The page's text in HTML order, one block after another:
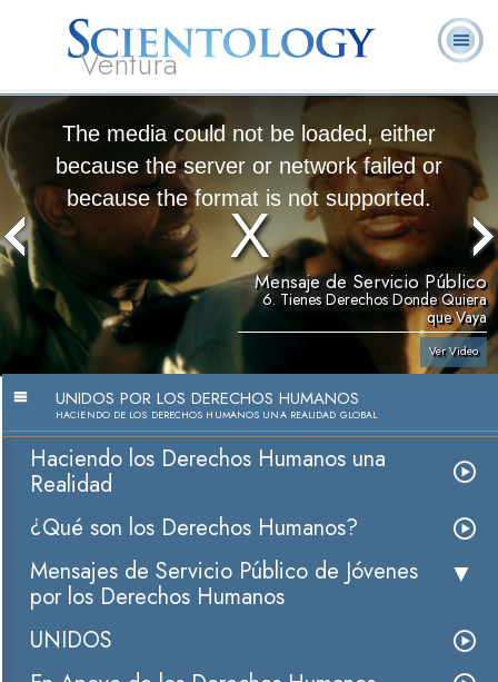
Ventura
Acerca de
Nosotros
¿Qué es
Scientology?
Voluntarios
Libros
The media could not be loaded, either
because the server or network failed or
because the format is not supported.
Mensaje de Servicio Público
6. Tienes Derechos Donde Quiera
que Vaya
Ver Video
UNIDOS POR LOS DERECHOS HUMANOS
HACIENDO DE LOS DERECHOS HUMANOS UNA REALIDAD GLOBAL
Haciendo los Derechos Humanos una
Realidad
¿Qué son los Derechos Humanos?
Mensajes de Servicio Público de Jóvenes
por los Derechos Humanos
UNIDOS